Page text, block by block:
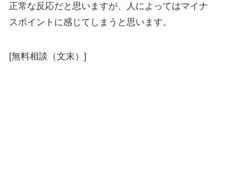
正常な反応だと思いますが、人によってはマイナ
スポイントに感じてしまうと思います。
[無料相談（文末）]